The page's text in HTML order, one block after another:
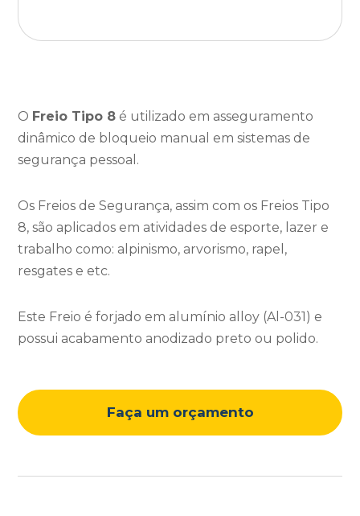
O Freio Tipo 8 é utilizado em asseguramento
dinâmico de bloqueio manual em sistemas de
segurança pessoal.
Os Freios de Segurança, assim com os Freios Tipo
8, são aplicados em atividades de esporte, lazer e
trabalho como: alpinismo, arvorismo, rapel,
resgates e etc.
Este Freio é forjado em alumínio alloy (Al-031) e
possui acabamento anodizado preto ou polido.
Faça um orçamento